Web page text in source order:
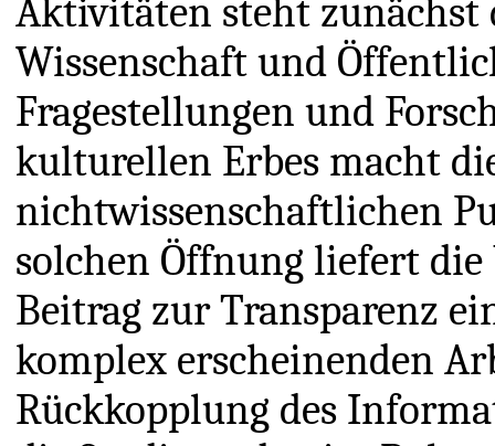
Aktivitäten steht zunächst
Wissenschaft und
Fragestellungen und
kulturellen Erbes macht
nichtwissenschaftlichen
solchen Öffnung liefert
Beitrag zur Transparenz
komplex erscheinenden
Rückkopplung des